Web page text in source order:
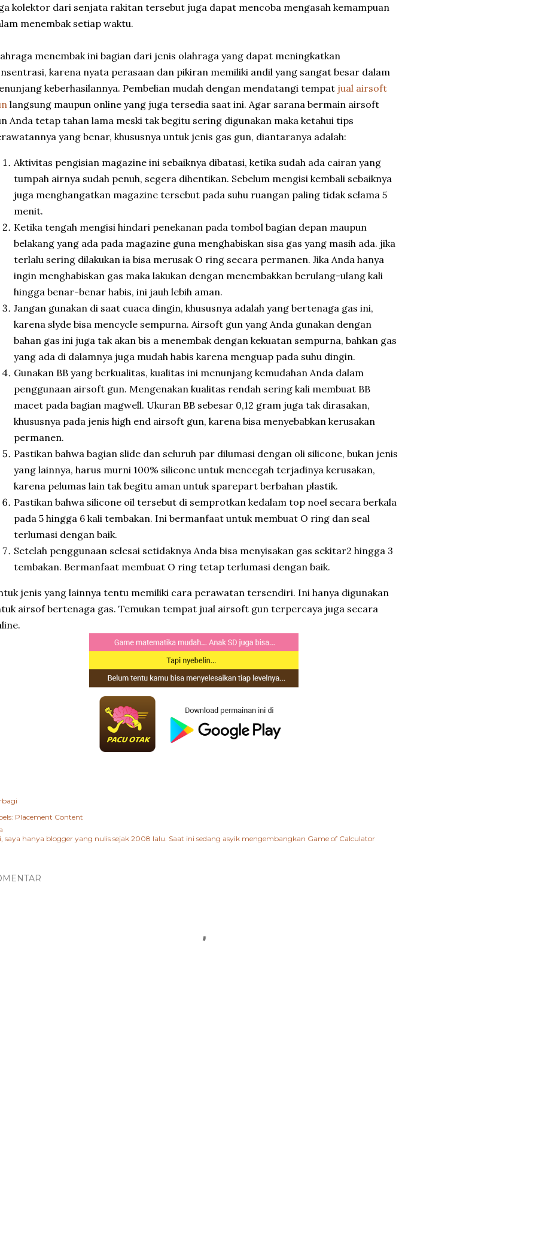
kolektor dari senjata rakitan tersebut juga dapat mencoba mengasah kemampuan
menembak setiap waktu.
menembak ini bagian dari jenis olahraga yang dapat meningkatkan
karena nyata perasaan dan pikiran memiliki andil yang sangat besar dalam
keberhasilannya. Pembelian mudah dengan mendatangi tempat jual airsoft
langsung maupun online yang juga tersedia saat ini. Agar sarana bermain airsoft
Anda tetap tahan lama meski tak begitu sering digunakan maka ketahui tips
yang benar, khususnya untuk jenis gas gun, diantaranya adalah:
Aktivitas pengisian magazine ini sebaiknya dibatasi, ketika sudah ada cairan yang
tumpah airnya sudah penuh, segera dihentikan. Sebelum mengisi kembali sebaiknya
juga menghangatkan magazine tersebut pada suhu ruangan paling tidak selama 5
menit.
Ketika tengah mengisi hindari penekanan pada tombol bagian depan maupun
belakang yang ada pada magazine guna menghabiskan sisa gas yang masih ada. jika
terlalu sering dilakukan ia bisa merusak O ring secara permanen. Jika Anda hanya
ingin menghabiskan gas maka lakukan dengan menembakkan berulang-ulang kali
hingga benar-benar habis, ini jauh lebih aman.
Jangan gunakan di saat cuaca dingin, khususnya adalah yang bertenaga gas ini,
karena slyde bisa mencycle sempurna. Airsoft gun yang Anda gunakan dengan
bahan gas ini juga tak akan bis a menembak dengan kekuatan sempurna, bahkan gas
yang ada di dalamnya juga mudah habis karena menguap pada suhu dingin.
Gunakan BB yang berkualitas, kualitas ini menunjang kemudahan Anda dalam
penggunaan airsoft gun. Mengenakan kualitas rendah sering kali membuat BB
macet pada bagian magwell. Ukuran BB sebesar 0,12 gram juga tak dirasakan,
khususnya pada jenis high end airsoft gun, karena bisa menyebabkan kerusakan
permanen.
Pastikan bahwa bagian slide dan seluruh par dilumasi dengan oli silicone, bukan jenis
yang lainnya, harus murni 100% silicone untuk mencegah terjadinya kerusakan,
karena pelumas lain tak begitu aman untuk sparepart berbahan plastik.
Pastikan bahwa silicone oil tersebut di semprotkan kedalam top noel secara berkala
pada 5 hingga 6 kali tembakan. Ini bermanfaat untuk membuat O ring dan seal
terlumasi dengan baik.
Setelah penggunaan selesai setidaknya Anda bisa menyisakan gas sekitar2 hingga 3
tembakan. Bermanfaat membuat O ring tetap terlumasi dengan baik.
jenis yang lainnya tentu memiliki cara perawatan tersendiri. Ini hanya digunakan
airsof bertenaga gas. Temukan tempat jual airsoft gun terpercaya juga secara
Placement Content
saya hanya blogger yang nulis sejak 2008 lalu. Saat ini sedang asyik mengembangkan Game of Calculator